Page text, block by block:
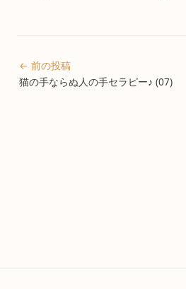
← 前の投稿
猫の手ならぬ人の手セラピー♪ (07)